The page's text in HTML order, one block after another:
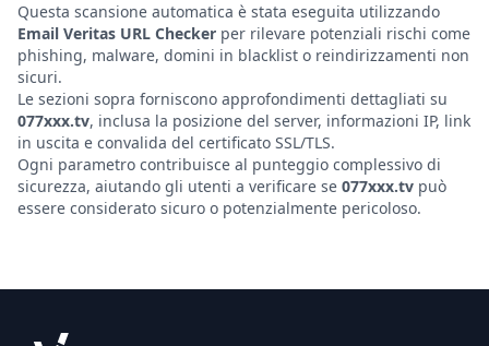
Questa scansione automatica è stata eseguita utilizzando
Email Veritas URL Checker per rilevare potenziali rischi come
phishing, malware, domini in blacklist o reindirizzamenti non
sicuri.
Le sezioni sopra forniscono approfondimenti dettagliati su
077xxx.tv, inclusa la posizione del server, informazioni IP, link
in uscita e convalida del certificato SSL/TLS.
Ogni parametro contribuisce al punteggio complessivo di
sicurezza, aiutando gli utenti a verificare se 077xxx.tv può
essere considerato sicuro o potenzialmente pericoloso.